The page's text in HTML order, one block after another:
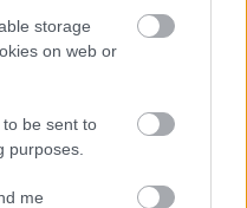
storage
on web or
be sent to
purposes.
me
számát három-öt jó
is jobb, ha fonott
arra, hogy cikkeit
könyvtárba
néhány jót,
be őket ebbe a néhány